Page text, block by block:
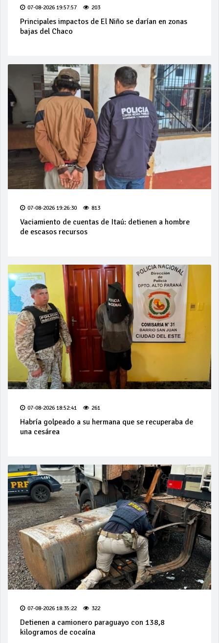
07-08-2026 19:57:57 203
Principales impactos de El Niño se darían en zonas
bajas del Chaco
07-08-2026 19:26:30 813
Vaciamiento de cuentas de Itaú: detienen a hombre
de escasos recursos
07-08-2026 18:52:41 261
Habría golpeado a su hermana que se recuperaba de
una cesárea
07-08-2026 18:35:22 322
Detienen a camionero paraguayo con 138,8
kilogramos de cocaína